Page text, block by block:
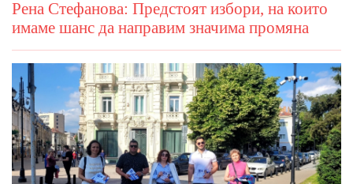
Рена Стефанова: Предстоят избори, на които
имаме шанс да направим значима промяна